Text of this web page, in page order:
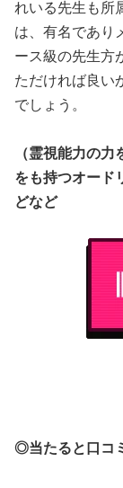
れいる先生も所
は、有名であり
ース級の先生方
ただければ良い
でしょう。
（霊視能力の
をも持つオード
どなど
◎当たると口コ